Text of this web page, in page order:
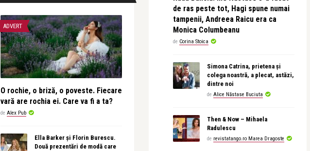
ADVERT
O rochie, o briză, o poveste. Fiecare
vară are rochia ei. Care va fi a ta?
de Alex Pub
Ella Barker și Florin Burescu.
Două prezentări de modă care
de ras peste tot, Hagi spune numai
tampenii, Andreea Raicu era ca
Monica Columbeanu
de Corina Stoica
Simona Catrina, prietena și
colega noastră, a plecat, astăzi,
dintre noi
de Alice Năstase Buciuta
Then & Now – Mihaela
Radulescu
de revistatango.ro Marea Dragoste